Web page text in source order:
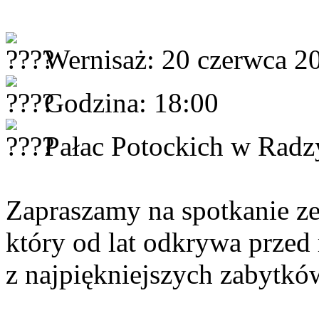
Wernisaż: 20 czerwca
Godzina: 18:00
Pałac Potockich w
Zapraszamy na spotkanie
który od lat odkrywa przed
z najpiękniejszych